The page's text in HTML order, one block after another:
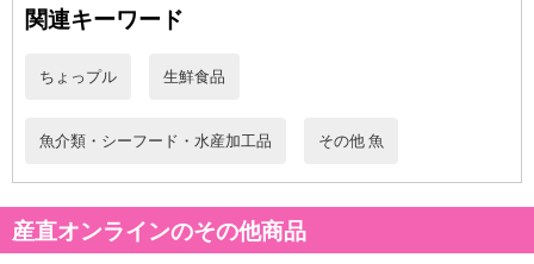
／調味料（アミノ酸等）、（一部に小麦・大豆を含む）]、もみじお
・アレルギー表示：小麦、大豆
注意事項
【賞味・消費期限のある商品について】
商品到着時点でのお日持ち期間は、配送日数などにより異なります
関連キーワード
ちょっプル 生鮮食品
魚介類・シーフード・水産加工品 その他 魚
産直オンラインのその他商品